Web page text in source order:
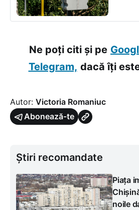
Ne poți citi și pe
Telegram, dacă îți
Autor: Victoria Romaniuc
Abonează-te
Știri recomandate
Piața
noile